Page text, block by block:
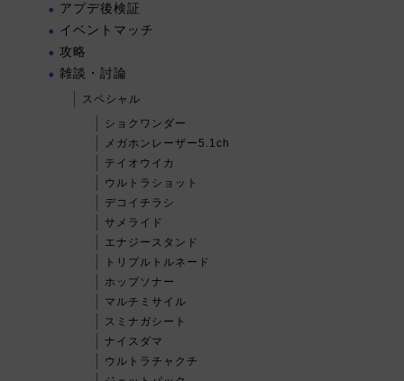
アプデ後検証
イベントマッチ
攻略
雑談・討論
スペシャル
ショクワンダー
メガホンレーザー5.1ch
テイオウイカ
ウルトラショット
デコイチラシ
サメライド
エナジースタンド
トリプルトルネード
ホップソナー
マルチミサイル
スミナガシート
ナイスダマ
ウルトラチャクチ